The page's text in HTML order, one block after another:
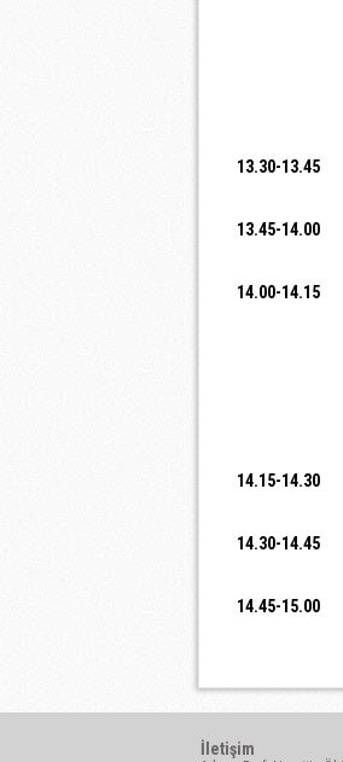
13.30-13.45
13.45-14.00
14.00-14.15
14.15-14.30
14.30-14.45
14.45-15.00
İletişim